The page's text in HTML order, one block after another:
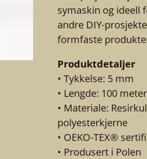
symaskin og ideell
andre DIY-
formfaste
Produktdetaljer
• Tykkelse: 5 mm
• Lengde: 100 meter
• Materiale:
polyesterkjerne
• OEKO-TEX®
• Produsert i Polen